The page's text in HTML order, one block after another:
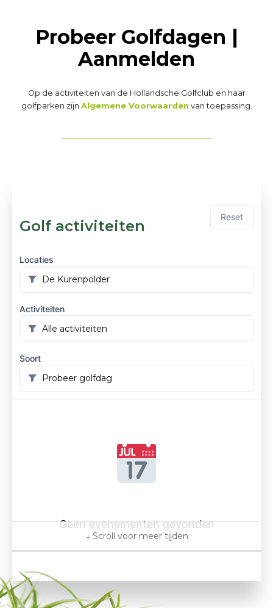
Probeer Golfdagen |
Aanmelden
Op de activiteiten van de Hollandsche Golfclub en haar
golfparken zijn Algemene Voorwaarden van toepassing.
Golf activiteiten
Reset
Locaties
Activiteiten
Soort
Geen evenementen gevonden